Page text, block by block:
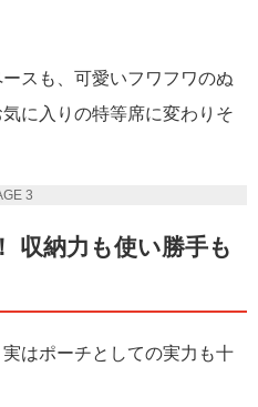
スも、可愛いフワフワのぬ
に入りの特等席に変わりそ
3
収納力も使い勝手も
はポーチとしての実力も十